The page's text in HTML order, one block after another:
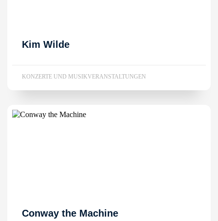
Kim Wilde
KONZERTE UND MUSIKVERANSTALTUNGEN
Conway the Machine